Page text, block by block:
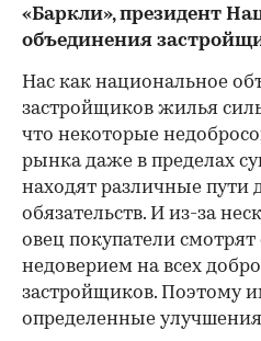
«Баркли», президент
объединения
Нас как национальное
застройщиков жилья
что некоторые
рынка даже в пределах
находят различные пути
обязательств. И из-за
овец покупатели
недоверием на всех
застройщиков. Поэтому
определенные